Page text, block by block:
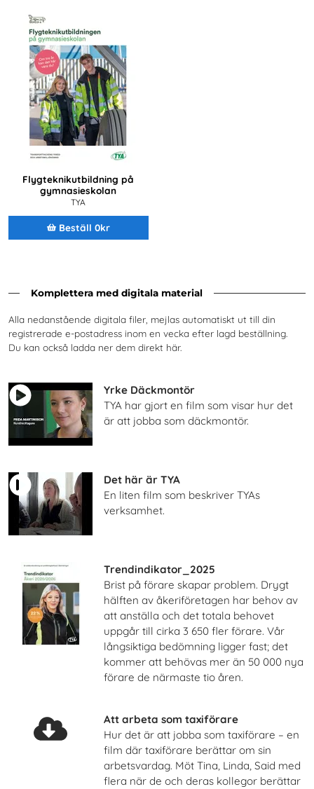
Flygteknikutbildning på
gymnasieskolan
TYA
Beställ 0kr
Komplettera med digitala material
Alla nedanstående digitala filer, mejlas automatiskt ut till din
registrerade e-postadress inom en vecka efter lagd beställning.
Du kan också ladda ner dem direkt här.
Yrke Däckmontör
TYA har gjort en film som visar hur det
är att jobba som däckmontör.
Det här är TYA
En liten film som beskriver TYAs
verksamhet.
Trendindikator_2025
Brist på förare skapar problem. Drygt
hälften av åkeriföretagen har behov av
att anställa och det totala behovet
uppgår till cirka 3 650 fler förare. Vår
långsiktiga bedömning ligger fast; det
kommer att behövas mer än 50 000 nya
förare de närmaste tio åren.
Att arbeta som taxiförare
Hur det är att jobba som taxiförare – en
film där taxiförare berättar om sin
arbetsvardag. Möt Tina, Linda, Said med
flera när de och deras kollegor berättar